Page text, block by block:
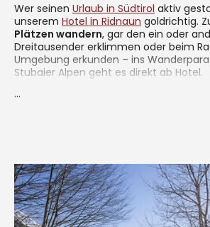
Wer seinen Urlaub in Südtirol aktiv
unserem Hotel in Ridnaun goldrichtig.
Plätzen wandern, gar den ein oder
Dreitausender erklimmen oder beim
Umgebung erkunden – ins
Stubaier Alpen geht es direkt ab Hotel.
Im Winter warten die
...